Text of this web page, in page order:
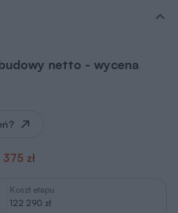
netto - wycena
zł
Koszt etapu
122 290 zł